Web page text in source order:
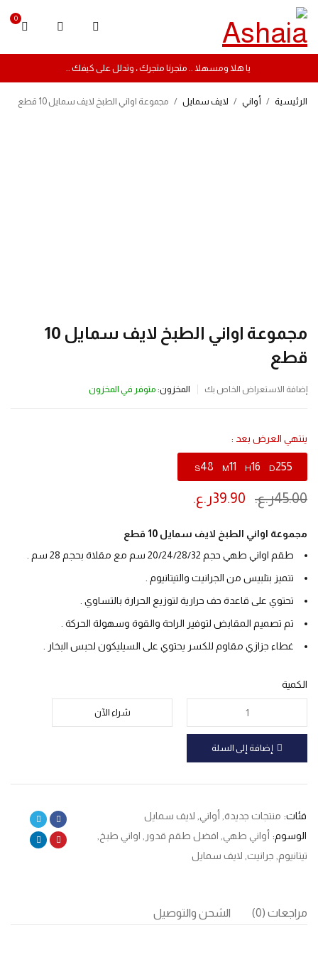
0
يا هلا ومسهلا .. متجرنا متجرك ، وتدلل على كيفك ..
الرئيسية / أواني / لايف سمايل / مجموعة اواني الطبخ لايف سمايل 10 قطع
مجموعة اواني الطبخ لايف سمايل 10
قطع
إضافة الاستعراض الخاص بك المخزون: متوفر في المخزون
ينتهي العرض بعد :
255
D
16
H
11
M
48
S
45.00ر.ع. 39.90ر.ع.
مجموعة اواني الطبخ لايف سمايل 10 قطع
طقم اواني طهي حجم 20/24/28/32 سم مع مقلاة بحجم 28 سم .
تتميز بتلبيس من الجرانيت والتيتانيوم .
تحتوي على قاعدة حف حرارية لتوزيع الحرارة بالتساوي .
تم تصميم المقابض لتوفير الراحة والقوة وسهولة الحركة .
غطاء جزازي مقاوم للكسر يحتوي على السيليكون لحبس البخار .
الكمية
إضافة إلى السلة
شراء الآن
فئات: منتجات جديدة أواني لايف سمايل
الوسوم: أواني طهي افضل طقم قدور اواني طبخ
تيتانيوم جرانيت لايف سمايل
مراجعات (0) الشحن والتوصيل